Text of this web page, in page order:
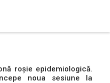
roșie epidemiologică.
noua sesiune la